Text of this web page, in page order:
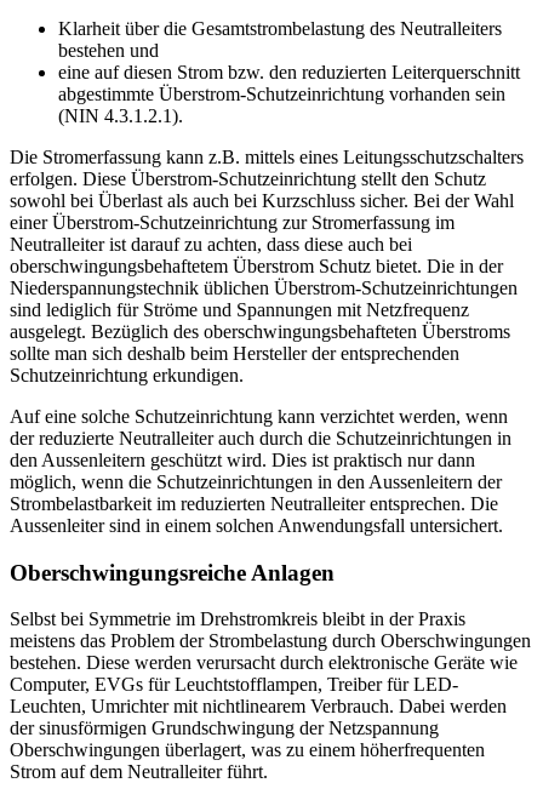
Klarheit über die Gesamtstrombelastung des Neutralleiters
bestehen und
eine auf diesen Strom bzw. den reduzierten Leiterquerschnitt
abgestimmte Überstrom-Schutzeinrichtung vorhanden sein
(NIN 4.3.1.2.1).
Die Stromerfassung kann z.B. mittels eines Leitungsschutzschalters
erfolgen. Diese Überstrom-Schutzeinrichtung stellt den Schutz
sowohl bei Überlast als auch bei Kurzschluss sicher. Bei der Wahl
einer Überstrom-Schutzeinrichtung zur Stromerfassung im
Neutralleiter ist darauf zu achten, dass diese auch bei
oberschwingungsbehaftetem Überstrom Schutz bietet. Die in der
Niederspannungstechnik üblichen Überstrom-Schutzeinrichtungen
sind lediglich für Ströme und Spannungen mit Netzfrequenz
ausgelegt. Bezüglich des oberschwingungsbehafteten Überstroms
sollte man sich deshalb beim Hersteller der entsprechenden
Schutzeinrichtung erkundigen.
Auf eine solche Schutzeinrichtung kann verzichtet werden, wenn
der reduzierte Neutralleiter auch durch die Schutzeinrichtungen in
den Aussenleitern geschützt wird. Dies ist praktisch nur dann
möglich, wenn die Schutzeinrichtungen in den Aussenleitern der
Strombelastbarkeit im reduzierten Neutralleiter entsprechen. Die
Aussenleiter sind in einem solchen Anwendungsfall untersichert.
Oberschwingungsreiche Anlagen
Selbst bei Symmetrie im Drehstromkreis bleibt in der Praxis
meistens das Problem der Strombelastung durch Oberschwingungen
bestehen. Diese werden verursacht durch elektronische Geräte wie
Computer, EVGs für Leuchtstofflampen, Treiber für LED-
Leuchten, Umrichter mit nichtlinearem Verbrauch. Dabei werden
der sinusförmigen Grundschwingung der Netzspannung
Oberschwingungen überlagert, was zu einem höherfrequenten
Strom auf dem Neutralleiter führt.